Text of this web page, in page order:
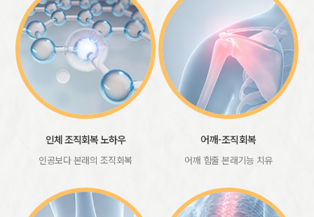
인체 조직회복 노하우
인공보다 본래의 조직회복
어깨-조직회복
어깨 힘줄 본래기능 치유